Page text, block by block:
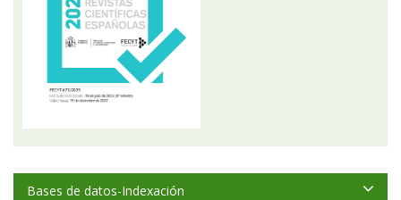
Bases de datos-Indexación